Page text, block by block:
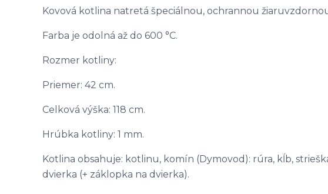
Kovová kotlina natretá špeciálnou, ochrannou
Farba je odolná až do 600 °C.
Rozmer kotliny:
Priemer: 42 cm.
Celková výška: 118 cm.
Hrúbka kotliny: 1 mm.
Kotlina obsahuje: kotlinu, komín (Dymovod): rúra, kĺb,
dvierka (+ záklopka na dvierka).